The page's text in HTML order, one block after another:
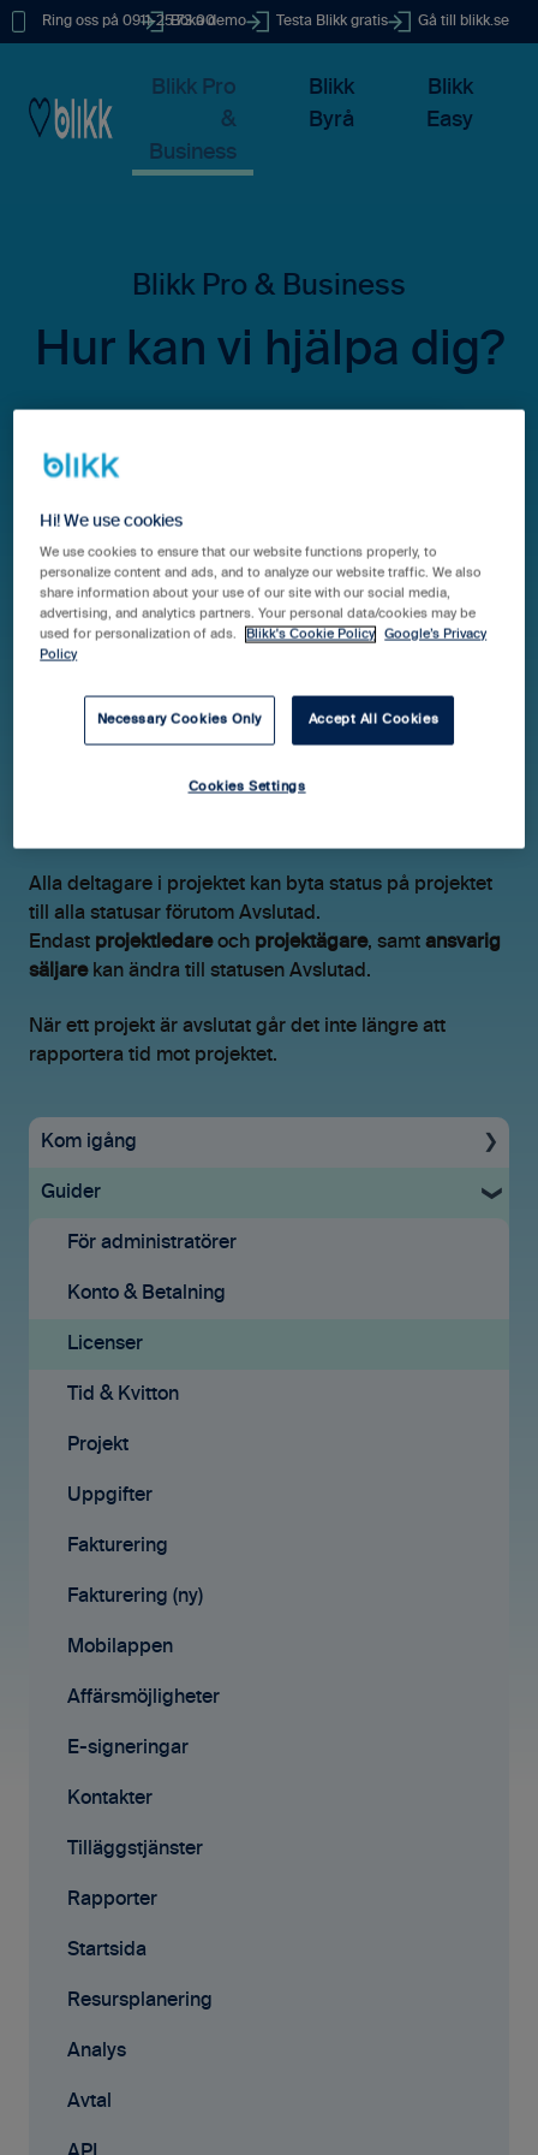
Ring oss på 0911-25 73 00
Boka demo Testa Blikk gratis Gå till blikk.se
Blikk Pro
&
Business
Blikk
Byrå
Blikk
Easy
Hur kan vi hjälpa dig?
Hjälpcenter Blikk Pro & Business Guider
Behörighet att byta status
på ett projekt
Alla deltagare i projektet kan byta status på projektet
till alla statusar förutom Avslutad.
Endast projektledareoch projektägare, samt ansvarig
säljarekan ändra till statusen Avslutad.
När ett projekt är avslutat går det inte längre att
rapportera tid mot projektet.
Kom igång
Uppstartsguide
Grundinställningar
Ekonomisystem
Tid & Kvitton
Projekt
Fakturering (ny)
Kontakter
Avtal
Affärsmöjligheter
Rapporter
Samarbete
Mobilappen
Guider
För administratörer
Konto & Betalning
Licenser
Tid & Kvitton
Projekt
Uppgifter
Fakturering
Fakturering (ny)
Mobilappen
Affärsmöjligheter
E-signeringar
Kontakter
Tilläggstjänster
Rapporter
Startsida
Resursplanering
Analys
Avtal
Hi! We use cookies
We use cookies to ensure that our website functions properly, to
personalize content and ads, and to analyze our website traffic. We also
share information about your use of our site with our social media,
advertising, and analytics partners. Your personal data/cookies may be
used for personalization of ads.
Blikk's Cookie Policy
Google’s Privacy
Policy
Necessary Cookies Only Accept All Cookies
Cookies Settings